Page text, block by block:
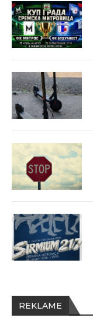
REKLAME